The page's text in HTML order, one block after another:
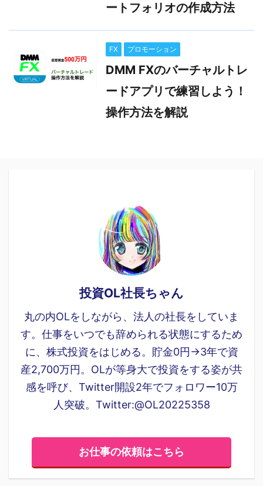
ートフォリオの作成方法
FX プロモーション
DMM FXのバーチャルトレ
ードアプリで練習しよう！
操作方法を解説
投資OL社長ちゃん
丸の内OLをしながら、法人の社長をしていま
す。仕事をいつでも辞められる状態にするため
に、株式投資をはじめる。貯金0円→3年で資
産2,700万円。OLが等身大で投資をする姿が共
感を呼び、Twitter開設2年でフォロワー10万
人突破。Twitter:@OL20225358
お仕事の依頼はこちら